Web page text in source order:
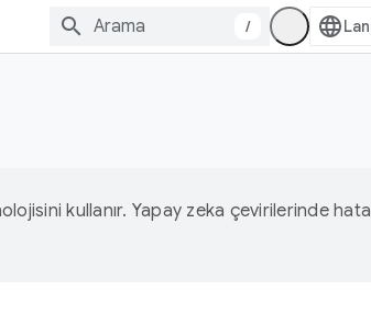
/
kullanır. Yapay zeka çevirilerinde hata